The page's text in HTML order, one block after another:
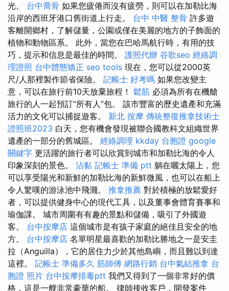
光。 台中喬骨 如果您疲倦而沒有疲勞，則可以在加勒比海
沿岸的西班牙港口舊街道上行走。 台中 中醫 整骨 許多遊
客離開鄉村，了解儲量，公園或僅在美麗的地方的子飾面的
植物和動物區系。 此外，當您在巴哈馬航行時，有用的技
巧，提示和信息是最佳的時間。 護照代辦 谷歌seo 經絡調
理證照 台中體態矯正 seo tools 現在，您可以從2000英
尺/人那裡製作節省保險。 記帳士 好考嗎 如果您改變主
意，可以在旅行前10天放棄旅程！ 鬆筋 必須為所有在機艙
旅行的人一起預訂“所有人”包。 該市豐富的歷史遺產和充滿
活力的文化可以捕捉遊客。 新北 按摩 傳統整復推拿技術士
證照班2023 白天，您有機會發現被聯合國教科文組織世界
遺產的一部分的舊城區。 經絡調理 kkday 台胞證 google
關鍵字 更活躍的旅行者可以欣賞到城市和加勒比海的令人
印象深刻的景色。 沾黏 記帳士 準備 ptt 躺在曬太陽上，您
可以享受陽光和新鮮的加勒比海的新鮮微風，也可以在船上
令人驚嘆的游泳池中飛濺。 推拿推薦 對於積極的放鬆愛好
者，可以提供健身中心的現代工具，以及董事會體育賽事和
瑜伽課。 城市周圍有有趣的景點和儲備，吸引了外國遊
客。 台中按摩店 這個城市是有孩子家庭的絕佳且安全的地
方。 台中按摩店 名單明星最喜歡的加勒比勝地之一是安圭
拉（Anguilla），它的居住力少於其他島嶼，而且難以到達
這裡。 記帳士 準備多久 筋師傅 網路行銷 台中氣結推拿 台
胞證 照片 台中按摩排毒ptt 我們又得到了一個非常好的價
格，這是一艘非常豪華的船。 律師接收客戶，開發案件